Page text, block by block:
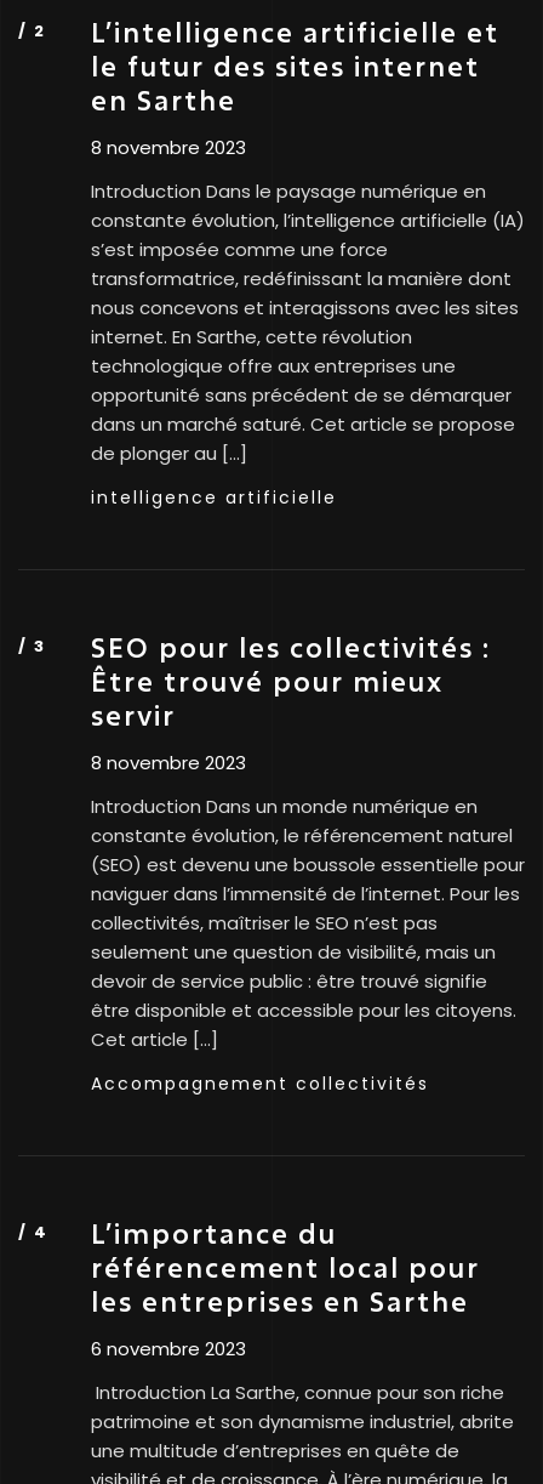
L’intelligence artificielle et
le futur des sites internet
en Sarthe
8 novembre 2023
Introduction Dans le paysage numérique en
constante évolution, l’intelligence artificielle (IA)
s’est imposée comme une force
transformatrice, redéfinissant la manière dont
nous concevons et interagissons avec les sites
internet. En Sarthe, cette révolution
technologique offre aux entreprises une
opportunité sans précédent de se démarquer
dans un marché saturé. Cet article se propose
de plonger au […]
intelligence artificielle
SEO pour les collectivités :
Être trouvé pour mieux
servir
8 novembre 2023
Introduction Dans un monde numérique en
constante évolution, le référencement naturel
(SEO) est devenu une boussole essentielle pour
naviguer dans l’immensité de l’internet. Pour les
collectivités, maîtriser le SEO n’est pas
seulement une question de visibilité, mais un
devoir de service public : être trouvé signifie
être disponible et accessible pour les citoyens.
Cet article […]
Accompagnement collectivités
L’importance du
référencement local pour
les entreprises en Sarthe
6 novembre 2023
Introduction La Sarthe, connue pour son riche
patrimoine et son dynamisme industriel, abrite
une multitude d’entreprises en quête de